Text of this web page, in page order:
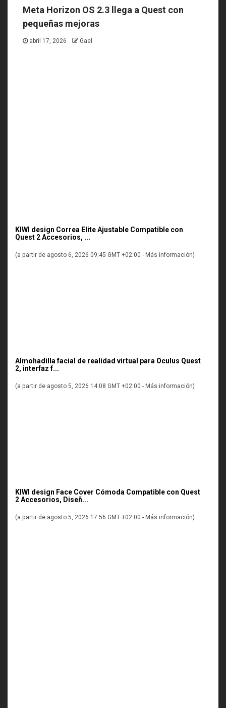
Meta Horizon OS 2.3 llega a Quest con
pequeñas mejoras
abril 17, 2026 Gael
KIWI design Correa Elite Ajustable Compatible con
Quest 2 Accesorios, ...
(a partir de agosto 6, 2026 09:45 GMT +02:00 - Más información)
Almohadilla facial de realidad virtual para Oculus Quest
2, interfaz f...
(a partir de agosto 5, 2026 14:08 GMT +02:00 - Más información)
KIWI design Face Cover Cómoda Compatible con Quest
2 Accesorios, Diseñ...
(a partir de agosto 5, 2026 17:56 GMT +02:00 - Más información)